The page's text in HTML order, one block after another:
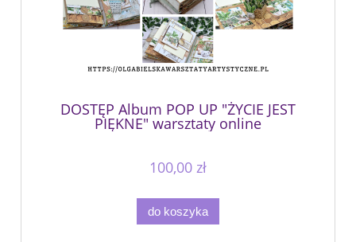
DOSTĘP Album POP UP "ŻYCIE JEST
PIĘKNE" warsztaty online
100,00 zł
do koszyka